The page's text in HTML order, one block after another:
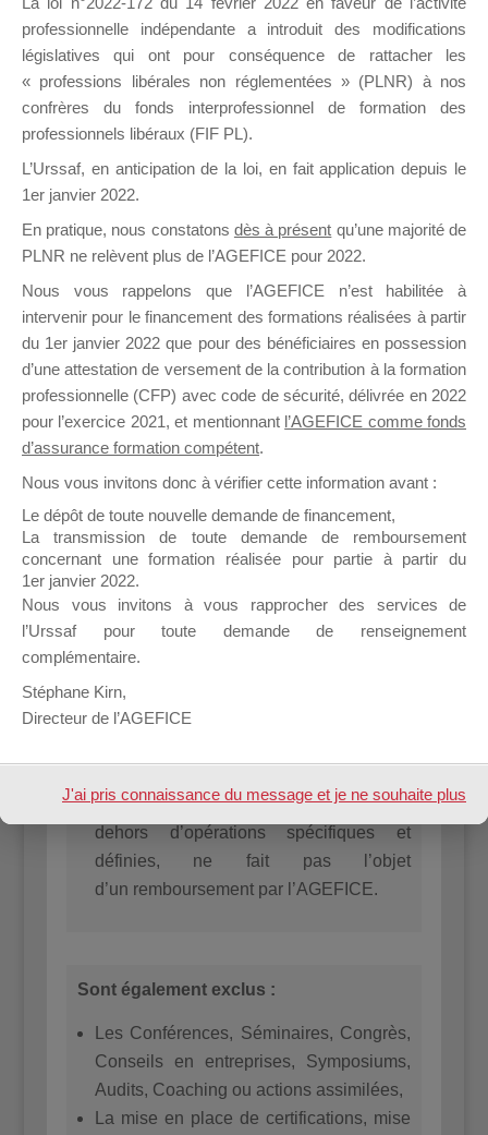
assimilées. Sont par exemple
concernées :
les formations de gestion du stress
sans lien avec une situation précise
ou de connaissance de soi,
les formations dont l’objectif est le
loisir ou la simple sensibilisation à une
technique d’une durée trop courte pour
permettre l’acquisition d’une véritable
compétence,
etc.
Ces formations sont exclues des
critères de l’AGEFICE et ne sont pas
susceptibles de faire l’objet d’une prise
en charge.
Les frais qui ne sont pas susceptibles
d’être pris en charge :
Indépendamment des critères et formations
susceptibles d’être pris en charge par
montants susceptibles d’être financés et de
être financés :
La TVA (Taxe sur la Valeur Ajoutée), en
dehors d’opérations spécifiques et
définies, ne fait pas l’objet
d’un remboursement par l’AGEFICE.
Sont également exclus :
Les Conférences, Séminaires, Congrès,
Conseils en entreprises, Symposiums,
Audits, Coaching ou actions assimilées,
La mise en place de certifications, mise
professionnelle indépendante a introduit des modifications
législatives qui ont pour conséquence de rattacher les
« professions libérales non réglementées » (PLNR) à nos
confrères du fonds interprofessionnel de formation des
professionnels libéraux (FIF PL).
L’Urssaf, en anticipation de la loi, en fait application depuis le
1er janvier 2022.
En pratique, nous constatons dès à présent qu’une majorité de
PLNR ne relèvent plus de l’AGEFICE pour 2022.
Nous vous rappelons que l’AGEFICE n’est habilitée à
intervenir pour le financement des formations réalisées à partir
du 1er janvier 2022 que pour des bénéficiaires en possession
d’une attestation de versement de la contribution à la formation
professionnelle (CFP) avec code de sécurité, délivrée en 2022
pour l’exercice 2021, et mentionnant l’AGEFICE comme fonds
d’assurance formation compétent.
Nous vous invitons donc à vérifier cette information avant :
Le dépôt de toute nouvelle demande de financement,
La transmission de toute demande de remboursement
concernant une formation réalisée pour partie à partir du
1er janvier 2022.
Nous vous invitons à vous rapprocher des services de
l’Urssaf pour toute demande de renseignement
complémentaire.
Stéphane Kirn,
Directeur de l’AGEFICE
J'ai pris connaissance du message et je ne souhaite plus
l'afficher à l'avenir.